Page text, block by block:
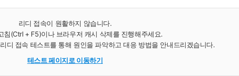
리디 접속이 원활하지 않습니다.
침(Ctrl + F5)이나 브라우저 캐시 삭제를 진행해주세요.
디 접속 테스트를 통해 원인을 파악하고 대응 방법을 안내드리겠습니다.
테스트 페이지로 이동하기